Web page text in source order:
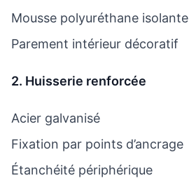
Mousse polyuréthane isolante
Parement intérieur décoratif
2. Huisserie renforcée
Acier galvanisé
Fixation par points d’ancrage
Étanchéité périphérique